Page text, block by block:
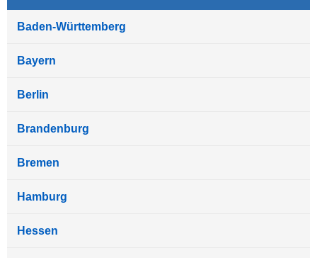
Baden-Württemberg
Bayern
Berlin
Brandenburg
Bremen
Hamburg
Hessen